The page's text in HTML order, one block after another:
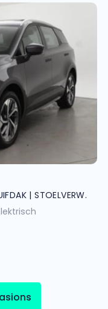
| STOELVERW.